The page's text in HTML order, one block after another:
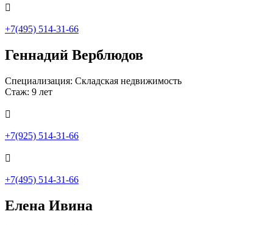

+7(495) 514-31-66
Геннадий Верблюдов
Специализация: Складская недвижимость
Стаж: 9 лет

+7(925) 514-31-66

+7(495) 514-31-66
Елена Ивина